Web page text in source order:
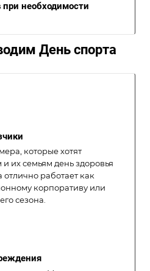
при необходимости
День спорта
которые хотят
их семьям день здоровья
отлично работает как
корпоративу или
сезона.